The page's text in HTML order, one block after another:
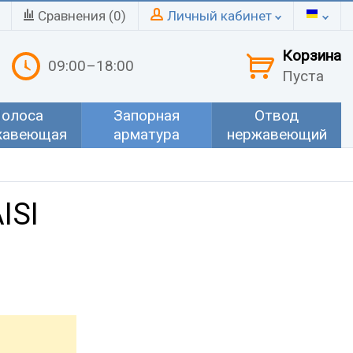
Сравнения (0) Личный кабинет
09:00–18:00
Корзина
Пуста
Запорная
арматура
Отвод
нержавеющий